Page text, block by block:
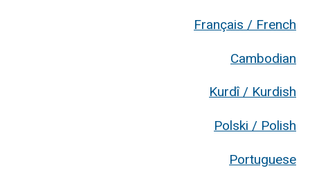
Français / French
Cambodian
Kurdî / Kurdish
Polski / Polish
Portuguese